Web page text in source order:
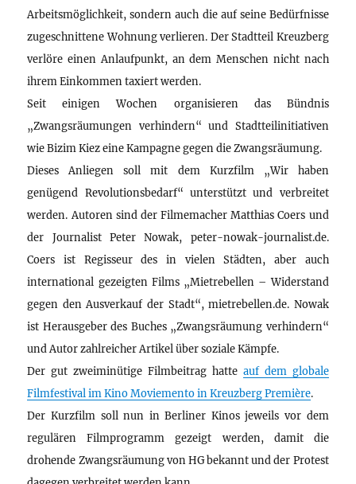
Arbeitsmöglichkeit, sondern auch die auf seine Bedürfnisse
zugeschnittene Wohnung verlieren. Der Stadtteil Kreuzberg
verlöre einen Anlaufpunkt, an dem Menschen nicht nach
ihrem Einkommen taxiert werden.
Seit einigen Wochen organisieren das Bündnis
„Zwangsräumungen verhindern“ und Stadtteilinitiativen
wie Bizim Kiez eine Kampagne gegen die Zwangsräumung.
Dieses Anliegen soll mit dem Kurzfilm „Wir haben
genügend Revolutionsbedarf“ unterstützt und verbreitet
werden. Autoren sind der Filmemacher Matthias Coers und
der Journalist Peter Nowak, peter-nowak-journalist.de.
Coers ist Regisseur des in vielen Städten, aber auch
international gezeigten Films „Mietrebellen – Widerstand
gegen den Ausverkauf der Stadt“, mietrebellen.de. Nowak
ist Herausgeber des Buches „Zwangsräumung verhindern“
und Autor zahlreicher Artikel über soziale Kämpfe.
Der gut zweiminütige Filmbeitrag hatte auf dem globale
Filmfestival im Kino Moviemento in Kreuzberg Première.
Der Kurzfilm soll nun in Berliner Kinos jeweils vor dem
regulären Filmprogramm gezeigt werden, damit die
drohende Zwangsräumung von HG bekannt und der Protest